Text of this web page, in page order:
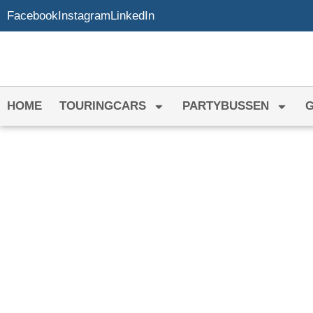
FacebookInstagramLinkedIn
HOME TOURINGCARS PARTYBUSSEN